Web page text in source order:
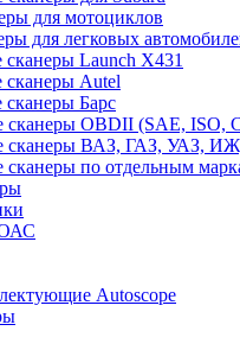
для мотоциклов
для легковых
Launch X431
Autel
Барс
сканеры OBDII (SAE, ISO,
сканеры ВАЗ, ГАЗ, УАЗ,
сканеры по отдельным
Autoscope